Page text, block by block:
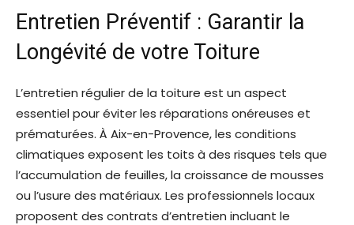
Entretien Préventif : Garantir la
Longévité de votre Toiture
L’entretien régulier de la toiture est un aspect
essentiel pour éviter les réparations onéreuses et
prématurées. À Aix-en-Provence, les conditions
climatiques exposent les toits à des risques tels que
l’accumulation de feuilles, la croissance de mousses
ou l’usure des matériaux. Les professionnels locaux
proposent des contrats d’entretien incluant le